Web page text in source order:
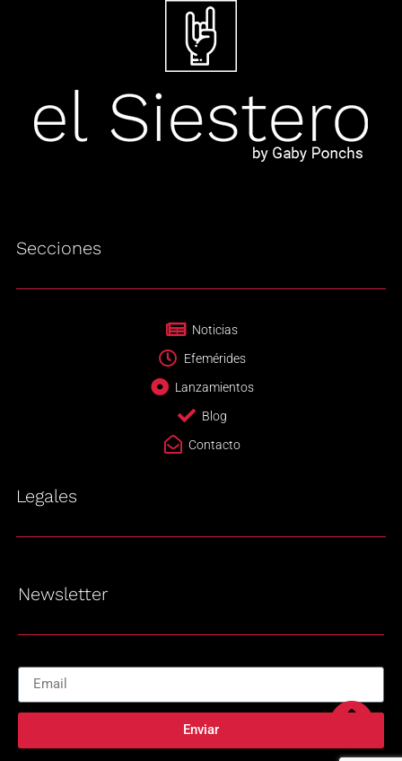
Secciones
Noticias
Efemérides
Lanzamientos
Blog
Contacto
Legales
Newsletter
Enviar